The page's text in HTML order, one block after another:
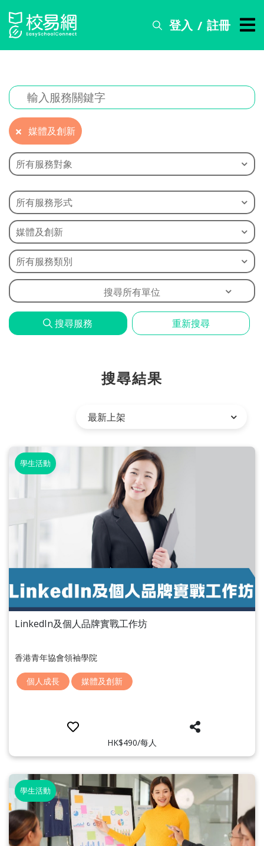
登入 / 註冊
搜
務
比
賽
資
訊
關
於
我
們
常
見
問
題
媒體及創新
所有服務對象
所有服務形式
媒體及創新
所有服務類別
搜尋所有單位
搜尋服務 重新搜尋
搜尋結果
學生活動
LinkedIn及個人品牌實戰工作坊
香港青年協會領袖學院
個人成長 媒體及創新
HK$490/每人
學生活動